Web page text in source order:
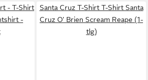
- T-Shirt
-
Santa Cruz T-Shirt T-Shirt Santa
Cruz O' Brien Scream Reape (1-
tlg)